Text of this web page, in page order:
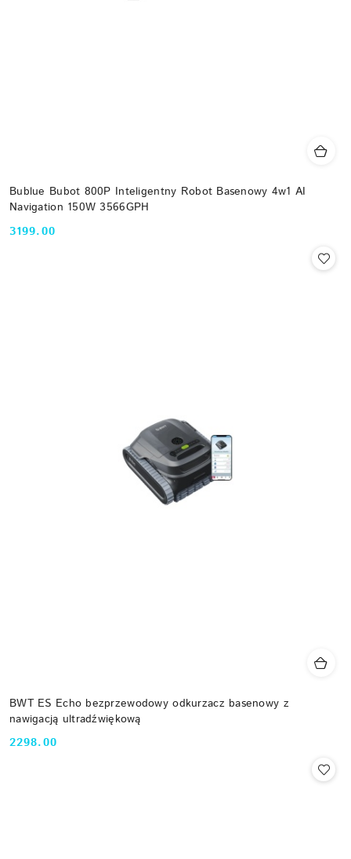
Bublue Bubot 800P Inteligentny Robot Basenowy 4w1 AI
Navigation 150W 3566GPH
Cena:
3199.00
BWT ES Echo bezprzewodowy odkurzacz basenowy z
nawigacją ultradźwiękową
Cena:
2298.00